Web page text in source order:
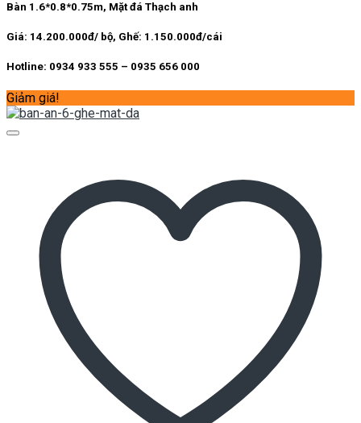
Bàn 1.6*0.8*0.75m, Mặt đá Thạch anh
Giá: 14.200.000đ/ bộ, Ghế: 1.150.000đ/cái
Hotline: 0934 933 555 – 0935 656 000
Giảm giá!